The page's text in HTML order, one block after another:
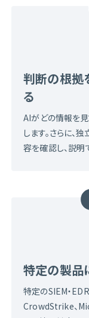
判断の根拠
る
AIがどの情報を見
します。さらに、
容を確認し、説明
特定の製品
特定のSIEM・
CrowdStrike、